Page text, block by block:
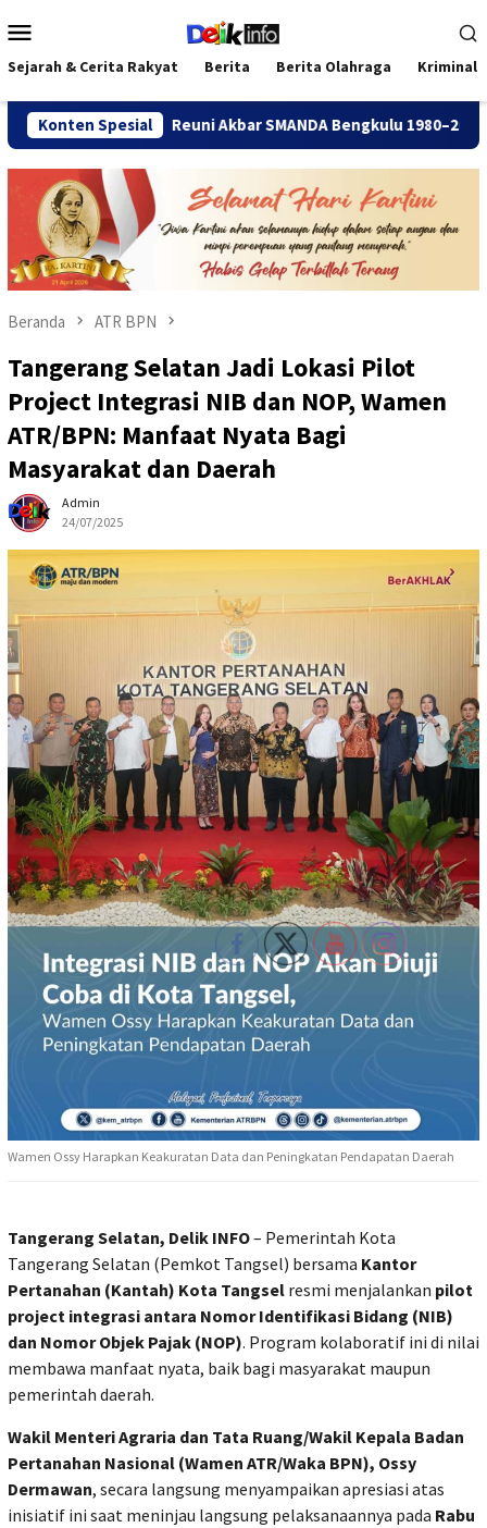
ke
kontenMobile
Sejarah & Cerita Rakyat Berita Berita Olahraga Kriminal
Konten Spesial
Reuni Akbar SMANDA Bengkulu 1980–2025 Jadi
Beranda ATR BPN
Tangerang Selatan Jadi Lokasi Pilot
Project Integrasi NIB dan NOP, Wamen
ATR/BPN: Manfaat Nyata Bagi
Masyarakat dan Daerah
Admin
24/07/2025
Wamen Ossy Harapkan Keakuratan Data dan Peningkatan Pendapatan Daerah
Tangerang Selatan, Delik INFO– Pemerintah Kota
Tangerang Selatan (Pemkot Tangsel) bersama Kantor
Pertanahan (Kantah) Kota Tangsel resmi menjalankan pilot
project integrasi antara Nomor Identifikasi Bidang (NIB)
dan Nomor Objek Pajak (NOP). Program kolaboratif ini di nilai
membawa manfaat nyata, baik bagi masyarakat maupun
pemerintah daerah.
Wakil Menteri Agraria dan Tata Ruang/Wakil Kepala Badan
Pertanahan Nasional (Wamen ATR/Waka BPN), Ossy
Dermawan, secara langsung menyampaikan apresiasi atas
inisiatif ini saat meninjau langsung pelaksanaannya pada Rabu